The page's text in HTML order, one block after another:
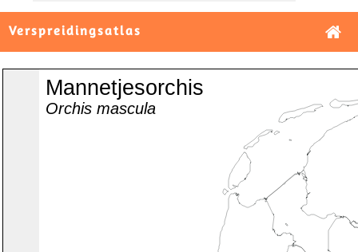
Verspreidingsatlas